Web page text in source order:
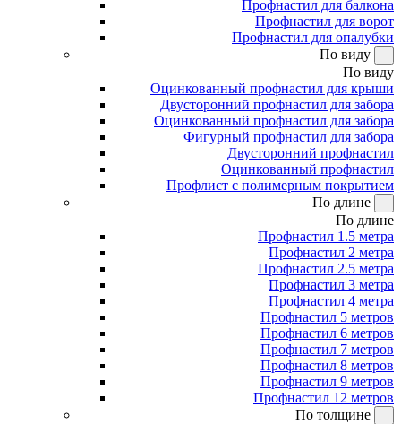
Профнастил для балкона
Профнастил для ворот
Профнастил для опалубки
По виду
По виду
Оцинкованный профнастил для крыши
Двусторонний профнастил для забора
Оцинкованный профнастил для забора
Фигурный профнастил для забора
Двусторонний профнастил
Оцинкованный профнастил
Профлист с полимерным покрытием
По длине
По длине
Профнастил 1.5 метра
Профнастил 2 метра
Профнастил 2.5 метра
Профнастил 3 метра
Профнастил 4 метра
Профнастил 5 метров
Профнастил 6 метров
Профнастил 7 метров
Профнастил 8 метров
Профнастил 9 метров
Профнастил 12 метров
По толщине